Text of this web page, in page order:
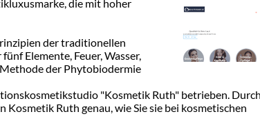
die mit hoher
der traditionellen
Elemente, Feuer, Wasser,
der Phytobiodermie
"Kosmetik Ruth" betrieben. Durch
Kosmetik Ruth genau, wie Sie sie bei kosmetischen